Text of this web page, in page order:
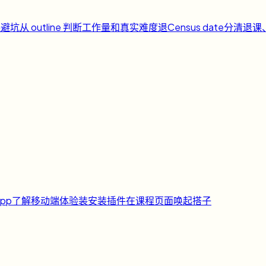
坑从 outline 判断工作量和真实难度退Census date分清退课
了解移动端体验装安装插件在课程页面唤起搭子